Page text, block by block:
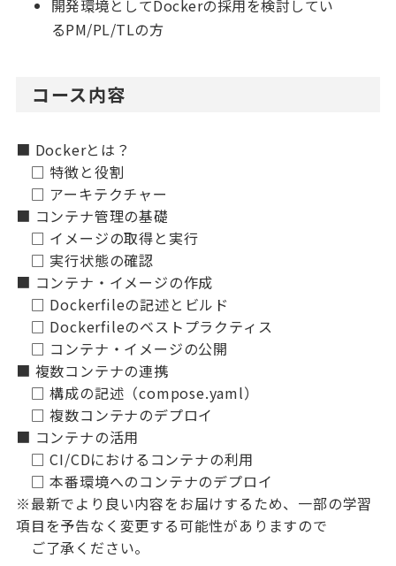
開発環境としてDockerの採用を検討してい
るPM/PL/TLの方
コース内容
■ Dockerとは？
□ 特徴と役割
□ アーキテクチャー
■ コンテナ管理の基礎
□ イメージの取得と実行
□ 実行状態の確認
■ コンテナ・イメージの作成
□ Dockerfileの記述とビルド
□ Dockerfileのベストプラクティス
□ コンテナ・イメージの公開
■ 複数コンテナの連携
□ 構成の記述（compose.yaml）
□ 複数コンテナのデプロイ
■ コンテナの活用
□ CI/CDにおけるコンテナの利用
□ 本番環境へのコンテナのデプロイ
※最新でより良い内容をお届けするため、一部の学習
項目を予告なく変更する可能性がありますので
ご了承ください。